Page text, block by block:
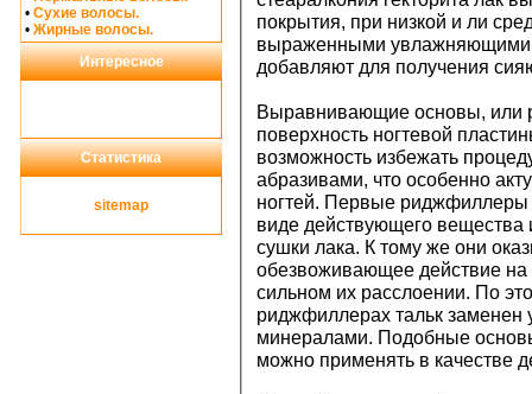
• Сухие волосы.
• Жирные волосы.
Интересное
Статистика
sitemap
покрытия, при низкой и ли
выраженными увлажняющими
добавляют для получения
Выравнивающие основы, или
поверхность ногтевой
возможность избежать
абразивами, что особенно
ногтей. Первые риджфиллеры
виде действующего вещества
сушки лака. К тому же они
обезвоживающее действие на
сильном их расслоении. По
риджфиллерах тальк
минералами. Подобные
можно применять в качестве